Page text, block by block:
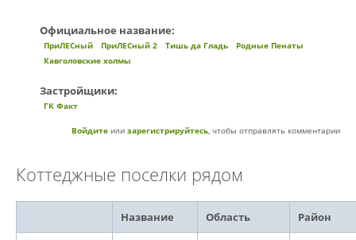
Официальное название:
ПриЛЕСный ПриЛЕСный 2 Тишь да Гладь
Родные Пенаты
Кавголовские холмы
Застройщики:
ГК Факт
Войдите или зарегистрируйтесь, чтобы отправлять комментарии
Коттеджные поселки рядом
Название Область Район